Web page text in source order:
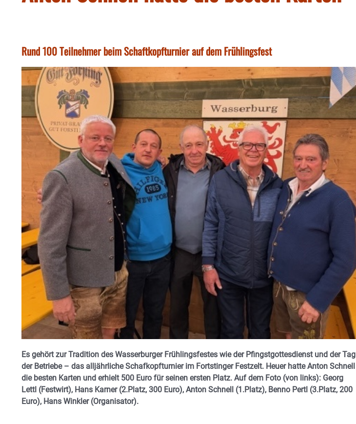
Rund 100 Teilnehmer beim Schaftkopfturnier auf dem Frühlingsfest
Es gehört zur Tradition des Wasserburger Frühlingsfestes wie der Pfingstgottesdienst und der Tag
der Betriebe – das alljährliche Schafkopfturnier im Fortstinger Festzelt. Heuer hatte Anton Schnell
die besten Karten und erhielt 500 Euro für seinen ersten Platz. Auf dem Foto (von links): Georg
Lettl (Festwirt), Hans Karner (2.Platz, 300 Euro), Anton Schnell (1.Platz), Benno Pertl (3.Platz, 200
Euro), Hans Winkler (Organisator).